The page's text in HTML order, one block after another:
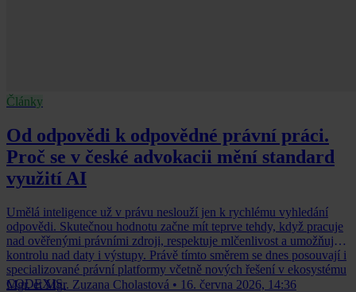
Články
Od odpovědi k odpovědné právní práci.
Proč se v české advokacii mění standard
využití AI
Umělá inteligence už v právu neslouží jen k rychlému vyhledání
odpovědi. Skutečnou hodnotu začne mít teprve tehdy, když pracuje
nad ověřenými právními zdroji, respektuje mlčenlivost a umožňuje
kontrolu nad daty i výstupy. Právě tímto směrem se dnes posouvají i
specializované právní platformy včetně nových řešení v ekosystému
CODEXIS.
Mgr. et Mgr. Zuzana Cholastová • 16. června 2026, 14:36